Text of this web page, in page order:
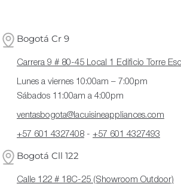
Bogotá Cr 9
Carrera 9 # 80-45 Local 1 Edificio Torre
Lunes a viernes 10:00am – 7:00pm
Sábados 11:00am a 4:00pm
ventasbogota@lacuisineappliances.com
+57 601 4327408 - +57 601 4327493
Bogotá Cll 122
Calle 122 # 18C-25 (Showroom Outdoor)